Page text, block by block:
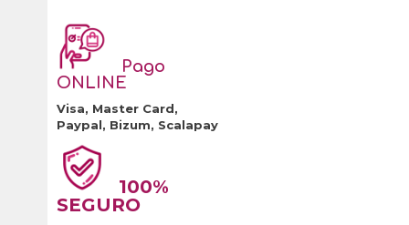
Pago
ONLINE
Visa, Master Card,
Paypal, Bizum, Scalapay
100%
SEGURO